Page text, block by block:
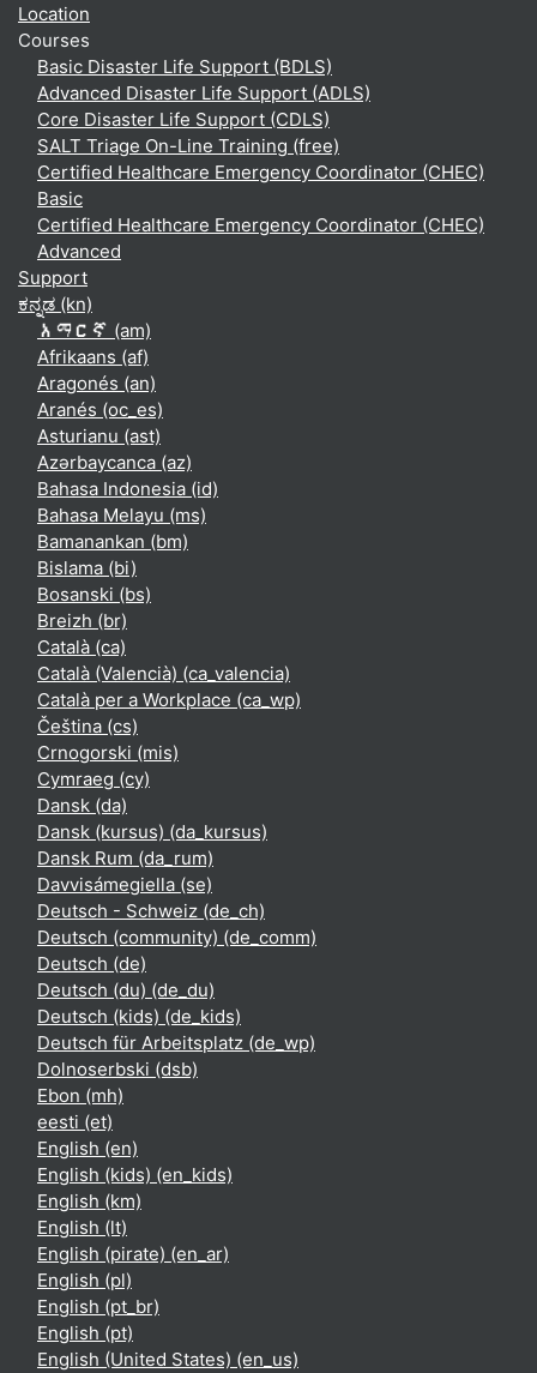
Location
Courses
Basic Disaster Life Support (BDLS)
Advanced Disaster Life Support (ADLS)
Core Disaster Life Support (CDLS)
SALT Triage On-Line Training (free)
Certified Healthcare Emergency Coordinator (CHEC)
Basic
Certified Healthcare Emergency Coordinator (CHEC)
Advanced
Support
ಕನ್ನಡ ‎(kn)‎
አማርኛ ‎(am)‎
Afrikaans ‎(af)‎
Aragonés ‎(an)‎
Aranés ‎(oc_es)‎
Asturianu ‎(ast)‎
Azərbaycanca ‎(az)‎
Bahasa Indonesia ‎(id)‎
Bahasa Melayu ‎(ms)‎
Bamanankan ‎(bm)‎
Bislama ‎(bi)‎
Bosanski ‎(bs)‎
Breizh ‎(br)‎
Català ‎(ca)‎
Català (Valencià) ‎(ca_valencia)‎
Català per a Workplace ‎(ca_wp)‎
Čeština ‎(cs)‎
Crnogorski ‎(mis)‎
Cymraeg ‎(cy)‎
Dansk ‎(da)‎
Dansk (kursus) ‎(da_kursus)‎
Dansk Rum ‎(da_rum)‎
Davvisámegiella ‎(se)‎
Deutsch - Schweiz ‎(de_ch)‎
Deutsch (community) ‎(de_comm)‎
Deutsch ‎(de)‎
Deutsch (du) ‎(de_du)‎
Deutsch (kids) ‎(de_kids)‎
Deutsch für Arbeitsplatz ‎(de_wp)‎
Dolnoserbski ‎(dsb)‎
Ebon ‎(mh)‎
eesti ‎(et)‎
English ‎(en)‎
English (kids) ‎(en_kids)‎
English ‎(km)‎
English ‎(lt)‎
English (pirate) ‎(en_ar)‎
English ‎(pl)‎
English ‎(pt_br)‎
English ‎(pt)‎
English (United States) ‎(en_us)‎